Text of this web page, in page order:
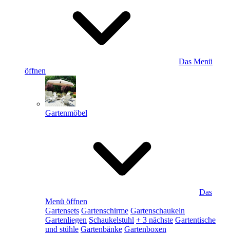
Das Menü
öffnen
Gartenmöbel
Das
Menü öffnen
Gartensets Gartenschirme Gartenschaukeln
Gartenliegen Schaukelstuhl + 3 nächste Gartentische
und stühle Gartenbänke Gartenboxen